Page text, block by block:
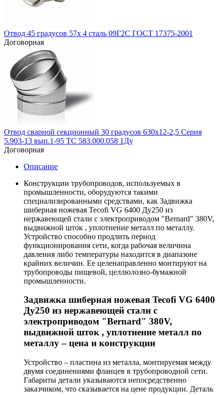
Отвод 45 градусов 57х 4 сталь 09Г2С ГОСТ 17375-2001
Договорная
Отвод сварной секционный 30 градусов 630х12-2,5 Серия
5.903-13 вып.1-95 ТС 583.000.058 1Ду
Договорная
Описание
Конструкции трубопроводов, используемых в
промышленности, оборудуются такими
специализированными средствами, как Задвижка
шиберная ножевая Tecofi VG 6400 Ду250 из
нержавеющей стали с электроприводом "Bernard" 380V,
выдвижной шток , уплотнение металл по металлу.
Устройство способно продлить период
функционирования сети, когда рабочая величина
давления либо температуры находится в диапазоне
крайних величин. Ее целенаправленно монтируют на
трубопроводы пищевой, целлюлозно-бумажной
промышленности.
Задвижка шиберная ножевая Tecofi VG 6400
Ду250 из нержавеющей стали с
электроприводом "Bernard" 380V,
выдвижной шток , уплотнение металл по
металлу – цена и конструкции
Устройство – пластина из металла, монтируемая между
двумя соединениями фланцев в трубопроводной сети.
Габариты детали указываются непосредственно
заказчиком, что сказывается на цене продукции. Деталь